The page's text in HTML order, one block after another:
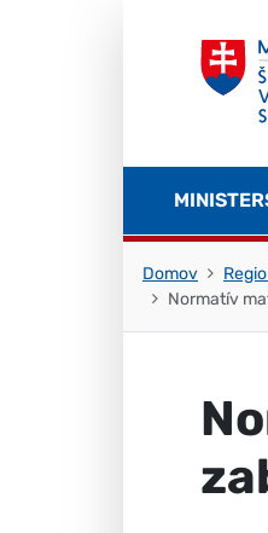
Domov
Normatív